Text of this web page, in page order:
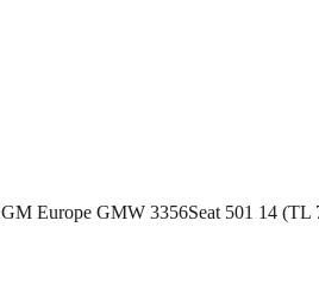
GM Europe GMW 3356Seat 501 14 (TL